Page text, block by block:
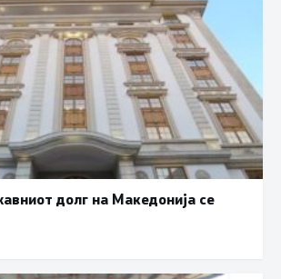
долг на Македонија се